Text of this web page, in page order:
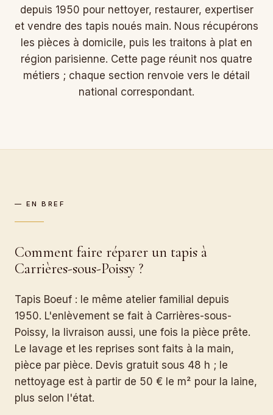
depuis 1950 pour nettoyer, restaurer, expertiser
et vendre des tapis noués main. Nous récupérons
les pièces à domicile, puis les traitons à plat en
région parisienne. Cette page réunit nos quatre
métiers ; chaque section renvoie vers le détail
national correspondant.
— EN BREF
Comment faire réparer un tapis à
Carrières-sous-Poissy ?
Tapis Boeuf : le même atelier familial depuis
1950. L'enlèvement se fait à Carrières-sous-
Poissy, la livraison aussi, une fois la pièce prête.
Le lavage et les reprises sont faits à la main,
pièce par pièce. Devis gratuit sous 48 h ; le
nettoyage est à partir de 50 € le m² pour la laine,
plus selon l'état.